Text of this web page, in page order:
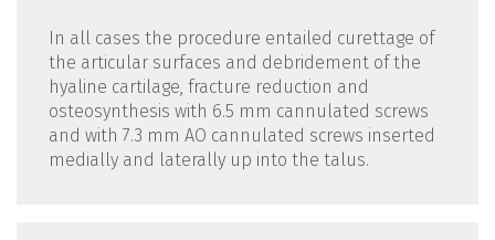
In all cases the procedure entailed curettage of
the articular surfaces and debridement of the
hyaline cartilage, fracture reduction and
osteosynthesis with 6.5 mm cannulated screws
and with 7.3 mm AO cannulated screws inserted
medially and laterally up into the talus.